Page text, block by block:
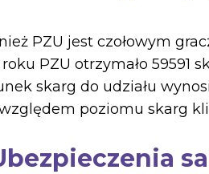
PZU jest czołowym
roku PZU otrzymało 59591
skarg do udziału
poziomu skarg